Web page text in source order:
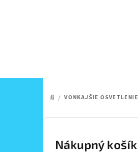
DOMOV
/ VONKAJŠIE OSVETLENIE
B
Nákupný košík